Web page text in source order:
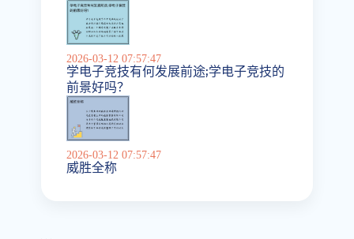
2026-03-12 07:57:47
学电子竞技有何发展前途;学电子竞技的
前景好吗？
2026-03-12 07:57:47
威胜全称